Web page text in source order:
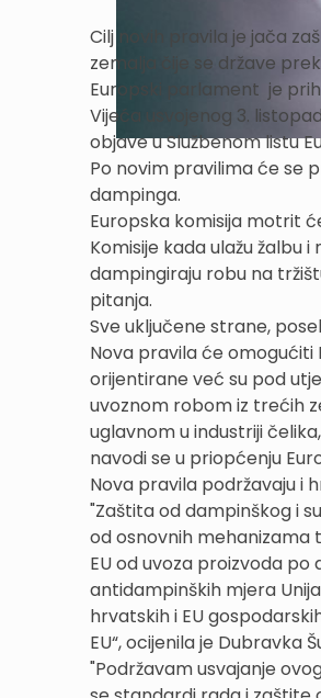
Cilj novih pravila je jača
zemalja čije se države
Europski parlament je
Vijeća usvojenog 3.
objave u Službenom listu
Po novim pravilima će se
dampinga.
Europska komisija motrit
Komisije kada ulažu
dampingiraju robu na
pitanja.
Sve uključene strane,
Nova pravila će omogućiti
orijentirane već su pod
uvoznom robom iz trećih
uglavnom u industriji
navodi se u priopćenju
Nova pravila podržavaju i
"Zaštita od dampinškog i
od osnovnih mehanizama
EU od uvoza proizvoda
antidampinških mjera
hrvatskih i EU
EU“, ocijenila je Dubravka
"Podržavam usvajanje